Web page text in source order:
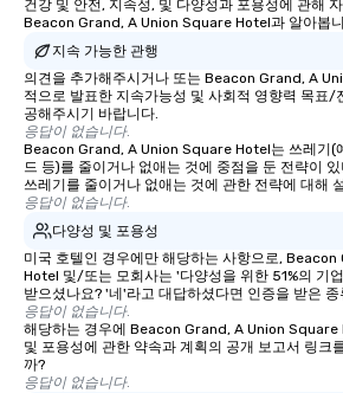
건강 및 안전, 지속성, 및 다양성과 포용성에 관해
Beacon Grand, A Union Square Hotel과 알아봅
지속 가능한 관행
의견을 추가해주시거나 또는 Beacon Grand, A
적으로 발표한 지속가능성 및 사회적 영향력 목표/
공해주시기 바랍니다.
응답이 없습니다.
Beacon Grand, A Union Square Hotel는 쓰레기(
드 등)를 줄이거나 없애는 것에 중점을 둔 전략이
쓰레기를 줄이거나 없애는 것에 관한 전략에 대해
응답이 없습니다.
다양성 및 포용성
미국 호텔인 경우에만 해당하는 사항으로,
Hotel 및/또는 모회사는 '다양성을 위한 51%의 기
받으셨나요? '네'라고 대답하셨다면 인증을 받은
응답이 없습니다.
해당하는 경우에 Beacon Grand, A Union Square
및 포용성에 관한 약속과 계획의 공개 보고서 링크
까?
응답이 없습니다.